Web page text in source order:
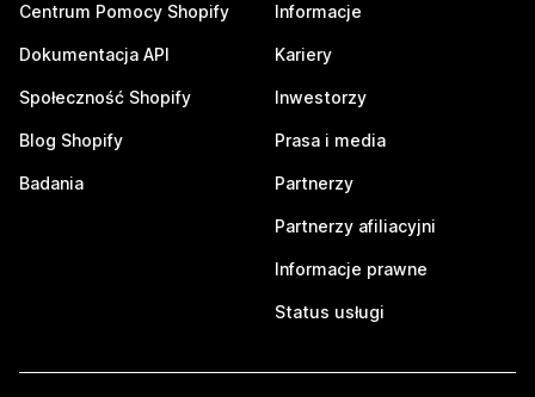
Centrum Pomocy Shopify
Dokumentacja API
Społeczność Shopify
Blog Shopify
Badania
Informacje
Kariery
Inwestorzy
Prasa i media
Partnerzy
Partnerzy afiliacyjni
Informacje prawne
Status usługi